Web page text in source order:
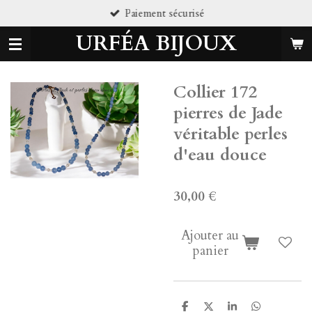
au
contenu
principal
URFÉA BIJOUX
Collier 172
pierres de Jade
véritable perles
d'eau douce
30,00 €
Ajouter au
panier